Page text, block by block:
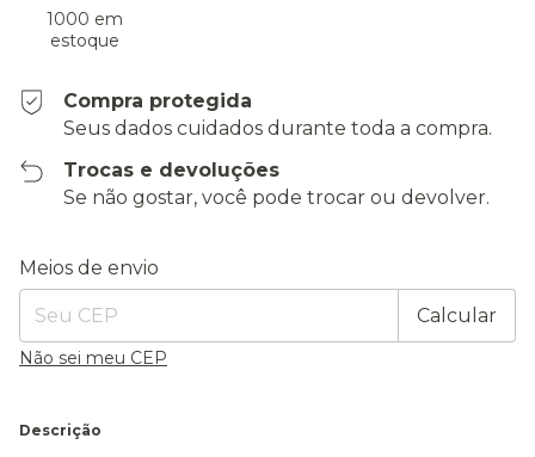
1000 em
estoque
Compra protegida
Seus dados cuidados durante toda a compra.
Trocas e devoluções
Se não gostar, você pode trocar ou devolver.
Entregas para o CEP:
Meios de envio
Calcular
Não sei meu CEP
Descrição